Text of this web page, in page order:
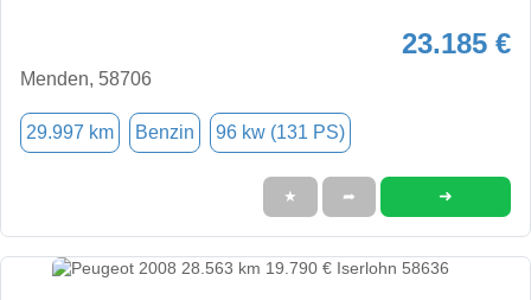
23.185 €
Menden, 58706
29.997 km Benzin 96 kw (131 PS)
★ ➦ ➜